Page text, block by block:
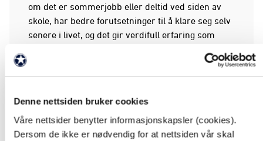
Denne nettsiden bruker cookies
Våre nettsider benytter informasjonskapsler (cookies).
Dersom de ikke er nødvendig for at nettsiden vår skal
om det er sommerjobb eller deltid ved siden av
skole, har bedre forutsetninger til å klare seg selv
senere i livet, og det gir verdifull erfaring som
om å inkludere de som står utenfor. I et
lokalsamfunn med større andel arbeidsledighet og
utenforskap enn landsgjennomsnittet er dette